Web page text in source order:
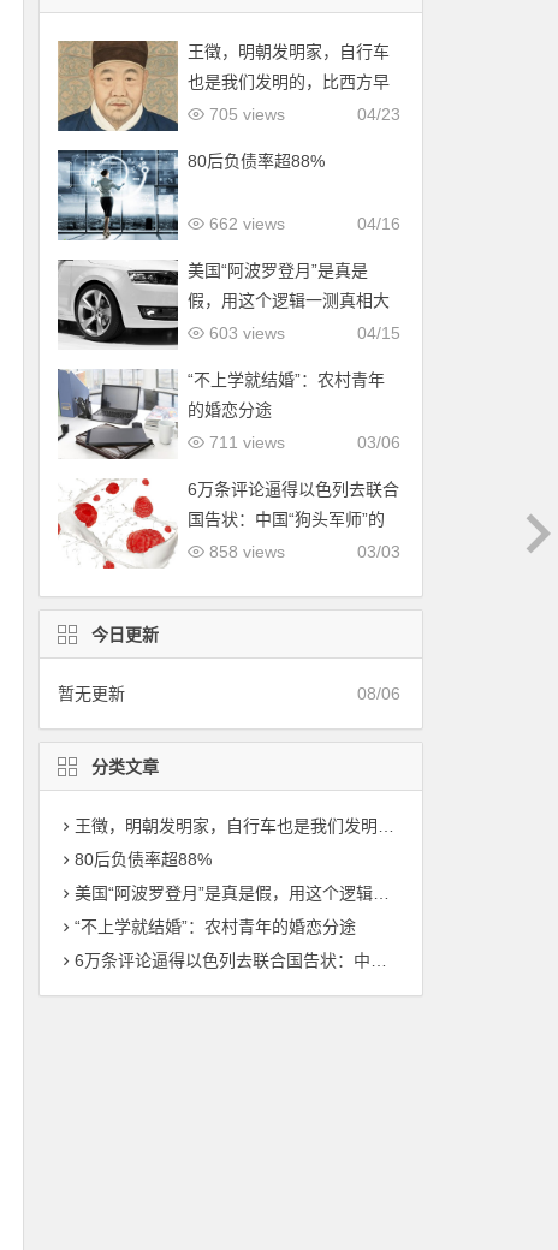
王徵，明朝发明家，自行车
也是我们发明的，比西方早
了200年！
04/23
705 views
80后负债率超88%
04/16
662 views
美国“阿波罗登月”是真是
假，用这个逻辑一测真相大
白！
04/15
603 views
“不上学就结婚”：农村青年
的婚恋分途
03/06
711 views
6万条评论逼得以色列去联合
国告状：中国“狗头军师”的
降维打击，到底有多可怕？
03/03
858 views
今日更新
暂无更新 08/06
分类文章
王徵，明朝发明家，自行车也是我们发明的，比西方早了200年！
80后负债率超88%
美国“阿波罗登月”是真是假，用这个逻辑一测真相大白！
“不上学就结婚”：农村青年的婚恋分途
6万条评论逼得以色列去联合国告状：中国“狗头军师”的降维打击，到底有多可怕？